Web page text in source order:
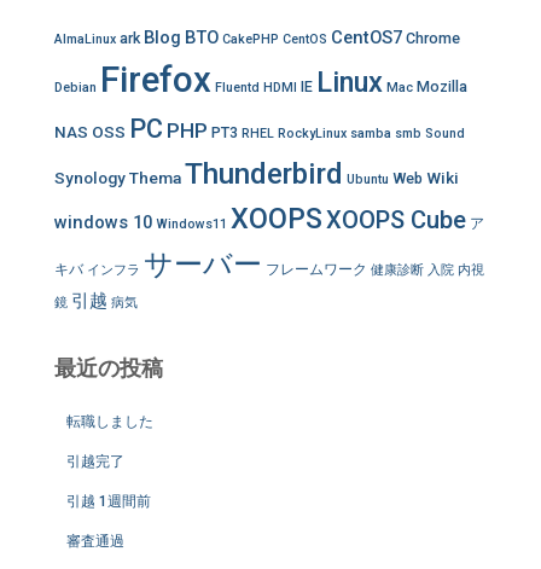
AlmaLinux ark Blog BTO CakePHP CentOS CentOS7 Chrome
Debian Firefox Fluentd HDMI IE Linux Mac Mozilla
NAS OSS PC PHP PT3 RHEL RockyLinux samba smb Sound
SynologyThemaThunderbird Ubuntu Web Wiki
windows 10 Windows11 XOOPSXOOPS Cube ア
キバ インフラ サーバー フレームワーク 健康診断 入院 内視
鏡 引越 病気
最近の投稿
転職しました
引越完了
引越 1週間前
審査通過